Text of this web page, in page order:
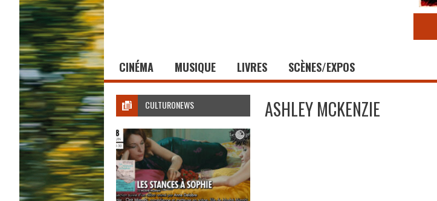
CINÉMA MUSIQUE LIVRES SCÈNES/EXPOS
ASHLEY MCKENZIE
CULTURONEWS